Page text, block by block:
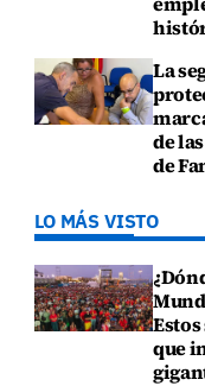
La
de
de
LO MÁS VISTO
que